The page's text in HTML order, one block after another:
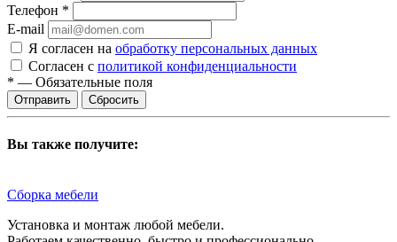
Телефон *
E-mail
Я согласен на обработку персональных данных
Согласен с политикой конфиденциальности
* — Обязательные поля
Сбросить
Вы также получите:
Сборка мебели
Установка и монтаж любой мебели.